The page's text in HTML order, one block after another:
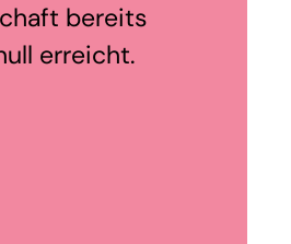
bereits
erreicht.